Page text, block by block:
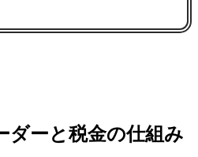
ダーと税金の仕組み